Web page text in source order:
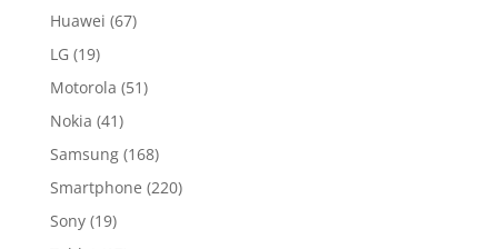
Huawei (67)
LG (19)
Motorola (51)
Nokia (41)
Samsung (168)
Smartphone (220)
Sony (19)